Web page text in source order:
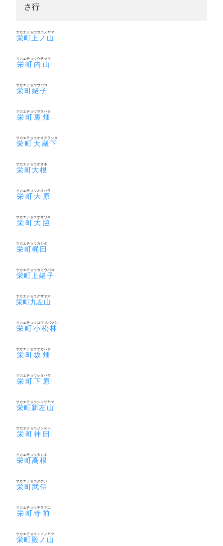
さ行
栄町上ノ山
サカエチョウウエノヤマ
栄町内山
サカエチョウウチヤマ
栄町姥子
サカエチョウウバコ
栄町裏畑
サカエチョウウラハタ
栄町大蔵下
サカエチョウオオグラシタ
栄町大根
サカエチョウオオネ
栄町大原
サカエチョウオオバラ
栄町大脇
サカエチョウオオワキ
栄町梶田
サカエチョウカジタ
栄町上姥子
サカエチョウカミウバコ
栄町九左山
サカエチョウクザヤマ
栄町小松林
サカエチョウコマツバヤシ
栄町坂畑
サカエチョウサカハタ
栄町下原
サカエチョウシタバラ
栄町新左山
サカエチョウシンザヤマ
栄町神田
サカエチョウジンデン
栄町高根
サカエチョウタカネ
栄町武侍
サカエチョウタケジ
栄町寺前
サカエチョウテラマエ
栄町殿ノ山
サカエチョウトノノヤマ